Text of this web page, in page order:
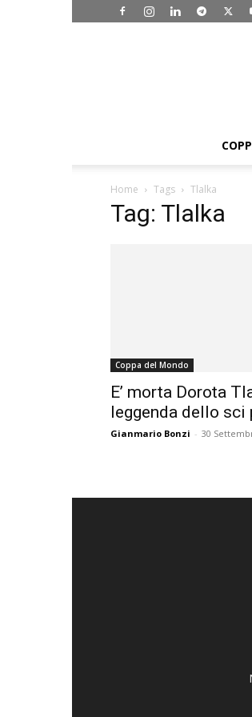
Home Tags Tlalka
Tag: Tlalka
Coppa del Mondo
E’ morta Dorota
leggenda dello sci
Gianmario Bonzi - 30